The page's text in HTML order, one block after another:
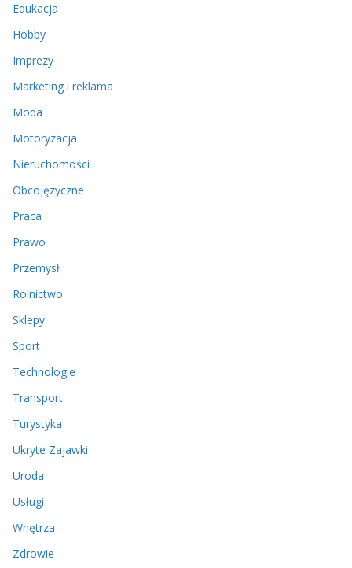
Edukacja
Hobby
Imprezy
Marketing i reklama
Moda
Motoryzacja
Nieruchomości
Obcojęzyczne
Praca
Prawo
Przemysł
Rolnictwo
Sklepy
Sport
Technologie
Transport
Turystyka
Ukryte Zajawki
Uroda
Usługi
Wnętrza
Zdrowie